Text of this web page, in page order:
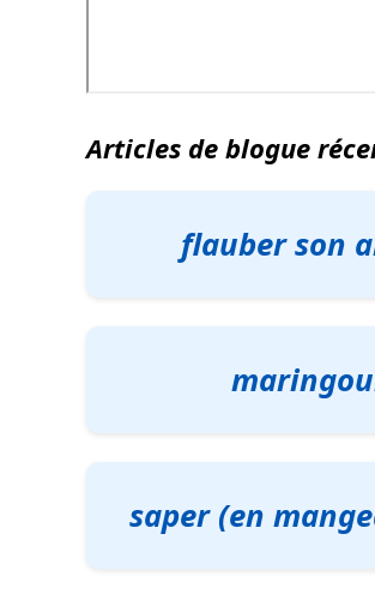
Articles de blogue
flauber son
saper (en